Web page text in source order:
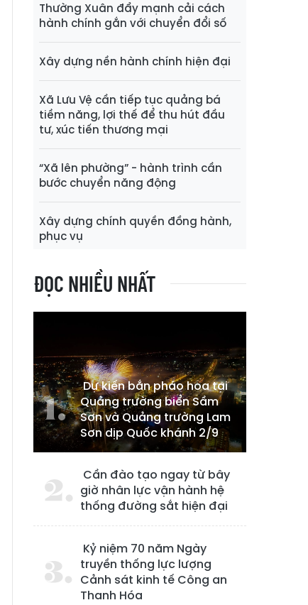
Thường Xuân đẩy mạnh cải cách
hành chính gắn với chuyển đổi số
Xây dựng nền hành chính hiện đại
Xã Lưu Vệ cần tiếp tục quảng bá
tiềm năng, lợi thế để thu hút đầu
tư, xúc tiến thương mại
“Xã lên phường” - hành trình cần
bước chuyển năng động
Xây dựng chính quyền đồng hành,
phục vụ
ĐỌC NHIỀU NHẤT
Dự kiến bắn pháo hoa tại
Quảng trường biển Sầm
Sơn và Quảng trường Lam
Sơn dịp Quốc khánh 2/9
Cần đào tạo ngay từ bây
giờ nhân lực vận hành hệ
thống đường sắt hiện đại
Kỷ niệm 70 năm Ngày
truyền thống lực lượng
Cảnh sát kinh tế Công an
Thanh Hóa